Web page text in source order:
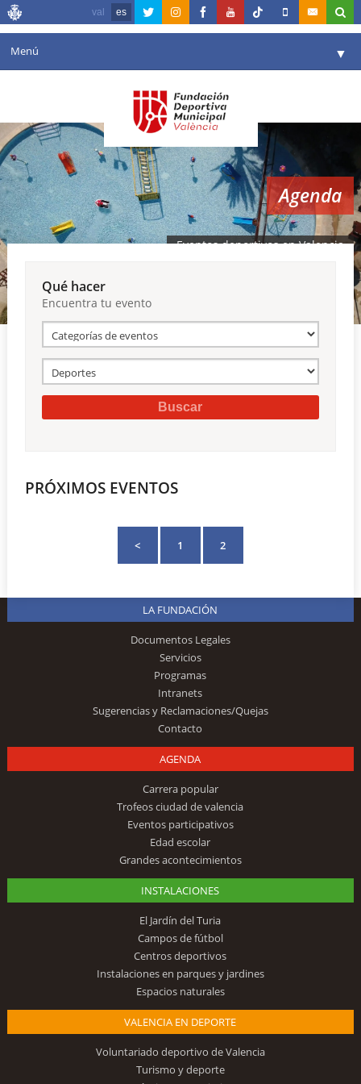
val es
Menú ▼
Agenda
Instalaciones
Comunicación ▼
Valencia en deporte ▼
Reservas
Agenda
Eventos deportivos en Valencia
Qué hacer
Encuentra tu evento
PRÓXIMOS EVENTOS
< 1 2
LA FUNDACIÓN
Documentos Legales
Servicios
Programas
Intranets
Sugerencias y Reclamaciones/Quejas
Contacto
AGENDA
Carrera popular
Trofeos ciudad de valencia
Eventos participativos
Edad escolar
Grandes acontecimientos
INSTALACIONES
El Jardín del Turia
Campos de fútbol
Centros deportivos
Instalaciones en parques y jardines
Espacios naturales
VALENCIA EN DEPORTE
Voluntariado deportivo de Valencia
Turismo y deporte